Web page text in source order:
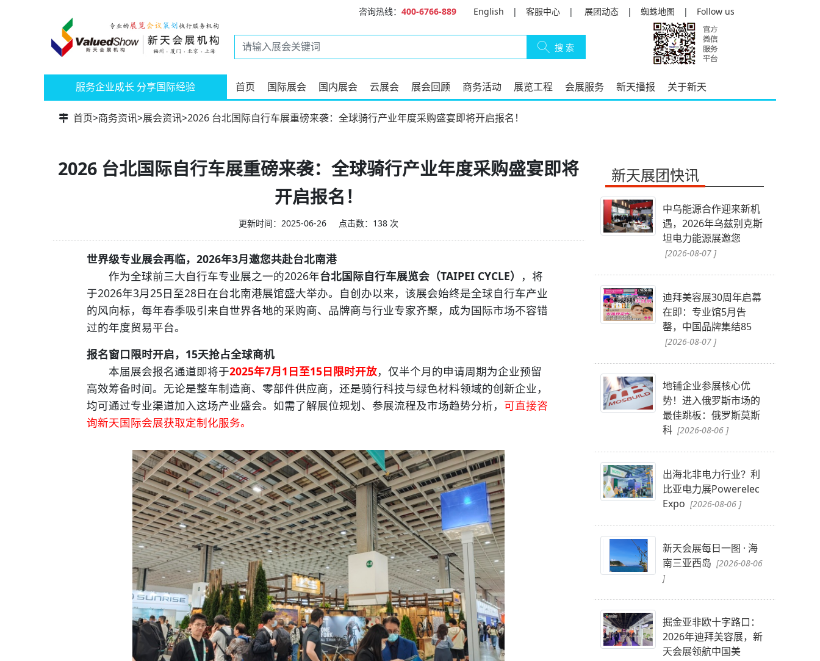
咨询热线： 400-6766-889 English | 客服中心 | 展团动态 | 蜘蛛地图 | Follow us
服务企业成长 分享国际经验 首页 国际展会 国内展会 云展会 展会回顾 商务活动 展览工程 会展服务 新天播报 关于新天
首页>商务资讯>展会资讯>2026 台北国际自行车展重磅来袭：全球骑行产业年度采购盛宴即将开启报名！
2026 台北国际自行车展重磅来袭：全球骑行产业年度采购盛宴即将
开启报名！
更新时间：2025-06-26 点击数：138 次
世界级专业展会再临，2026年3月邀您共赴台北南港
作为全球前三大自行车专业展之一的2026年台北国际自行车展览会（TAIPEI CYCLE）
，将
于2026年3月25日至28日在台北南港展馆盛大举办。自创办以来，该展会始终是全球自行车产业
的风向标，每年春季吸引来自世界各地的采购商、品牌商与行业专家齐聚，成为国际市场不容错
过的年度贸易平台。
报名窗口限时开启，15天抢占全球商机
本届展会报名通道即将于2025年7月1日至15日限时开放，仅半个月的申请周期为企业预留
高效筹备时间。无论是整车制造商、零部件供应商，还是骑行科技与绿色材料领域的创新企业，
均可通过专业渠道加入这场产业盛会。如需了解展位规划、参展流程及市场趋势分析， 可直接咨
询新天国际会展获取定制化服务。
新天展团快讯
中乌能源合作迎来新机
遇，2026年乌兹别克斯
坦电力能源展邀您
[2026-08-07 ]
迪拜美容展30周年启幕
在即：专业馆5月告
罄，中国品牌集结85
[2026-08-07 ]
地铺企业参展核心优
势！进入俄罗斯市场的
最佳跳板：俄罗斯莫斯
科 [2026-08-06 ]
出海北非电力行业？利
比亚电力展Powerelec
Expo [2026-08-06 ]
新天会展每日一图 · 海
南三亚西岛 [2026-08-06
]
掘金亚非欧十字路口：
2026年迪拜美容展，新
天会展领航中国美